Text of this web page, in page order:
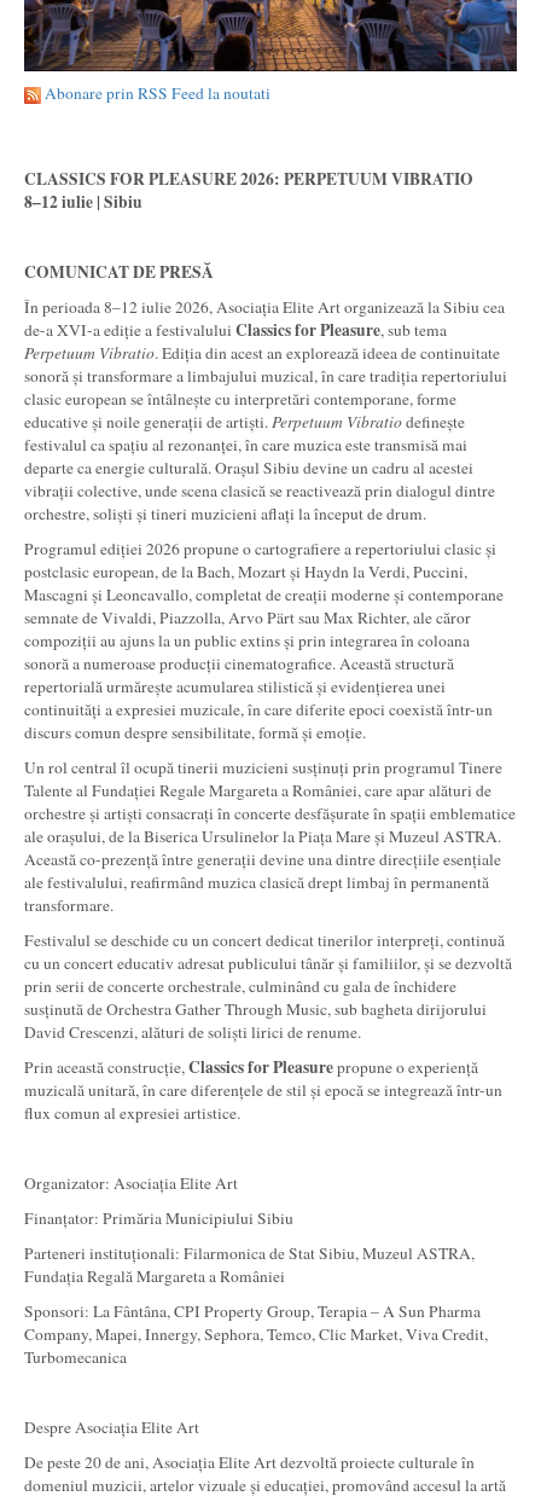
Abonare prin RSS Feed la noutati
CLASSICS FOR PLEASURE 2026: PERPETUUM VIBRATIO
8–12 iulie | Sibiu
COMUNICAT DE PRESĂ
În perioada 8–12 iulie 2026, Asociația Elite Art organizează la Sibiu cea
de-a XVI-a ediție a festivalului Classics for Pleasure, sub tema
Perpetuum Vibratio. Ediția din acest an explorează ideea de continuitate
sonoră și transformare a limbajului muzical, în care tradiția repertoriului
clasic european se întâlnește cu interpretări contemporane, forme
educative și noile generații de artiști.Perpetuum Vibratiodefinește
festivalul ca spațiu al rezonanței, în care muzica este transmisă mai
departe ca energie culturală. Orașul Sibiu devine un cadru al acestei
vibrații colective, unde scena clasică se reactivează prin dialogul dintre
orchestre, soliști și tineri muzicieni aflați la început de drum.
Programul ediției 2026 propune o cartografiere a repertoriului clasic și
postclasic european, de la Bach, Mozart și Haydn la Verdi, Puccini,
Mascagni și Leoncavallo, completat de creații moderne și contemporane
semnate de Vivaldi, Piazzolla, Arvo Pärt sau Max Richter, ale căror
compoziții au ajuns la un public extins și prin integrarea în coloana
sonoră a numeroase producții cinematografice. Această structură
repertorială urmărește acumularea stilistică și evidențierea unei
continuități a expresiei muzicale, în care diferite epoci coexistă într-un
discurs comun despre sensibilitate, formă și emoție.
Un rol central îl ocupă tinerii muzicieni susținuți prin programul Tinere
Talente al Fundației Regale Margareta a României, care apar alături de
orchestre și artiști consacrați în concerte desfășurate în spații emblematice
ale orașului, de la Biserica Ursulinelor la Piața Mare și Muzeul ASTRA.
Această co-prezență între generații devine una dintre direcțiile esențiale
ale festivalului, reafirmând muzica clasică drept limbaj în permanentă
transformare.
Festivalul se deschide cu un concert dedicat tinerilor interpreți, continuă
cu un concert educativ adresat publicului tânăr și familiilor, și se dezvoltă
prin serii de concerte orchestrale, culminând cu gala de închidere
susținută de Orchestra Gather Through Music, sub bagheta dirijorului
David Crescenzi, alături de soliști lirici de renume.
Prin această construcție,Classics for Pleasurepropune o experiență
muzicală unitară, în care diferențele de stil și epocă se integrează într-un
flux comun al expresiei artistice.
Organizator: Asociația Elite Art
Finanțator: Primăria Municipiului Sibiu
Parteneri instituționali: Filarmonica de Stat Sibiu, Muzeul ASTRA,
Fundația Regală Margareta a României
Sponsori: La Fântâna, CPI Property Group, Terapia – A Sun Pharma
Company, Mapei, Innergy, Sephora, Temco, Clic Market, Viva Credit,
Turbomecanica
Despre Asociația Elite Art
De peste 20 de ani, Asociația Elite Art dezvoltă proiecte culturale în
domeniul muzicii, artelor vizuale și educației, promovând accesul la artă